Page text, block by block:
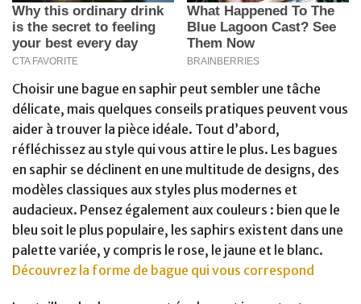
Choisir une bague en saphir peut sembler une tâche
délicate, mais quelques conseils pratiques peuvent vous
aider à trouver la pièce idéale. Tout d’abord,
réfléchissez au style qui vous attire le plus. Les bagues
en saphir se déclinent en une multitude de designs, des
modèles classiques aux styles plus modernes et
audacieux. Pensez également aux couleurs : bien que le
bleu soit le plus populaire, les saphirs existent dans une
palette variée, y compris le rose, le jaune et le blanc.
Découvrez la forme de bague qui vous correspond